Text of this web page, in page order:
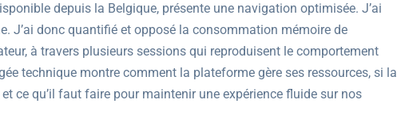
depuis la Belgique, présente une navigation optimisée. J’ai
J’ai donc quantifié et opposé la consommation mémoire de
à travers plusieurs sessions qui reproduisent le comportement
technique montre comment la plateforme gère ses ressources, si la
ce qu’il faut faire pour maintenir une expérience fluide sur nos